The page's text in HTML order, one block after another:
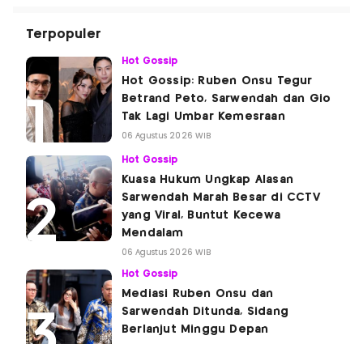
Terpopuler
Hot Gossip
Hot Gossip: Ruben Onsu Tegur
Betrand Peto, Sarwendah dan Gio
Tak Lagi Umbar Kemesraan
06 Agustus 2026 WIB
Hot Gossip
Kuasa Hukum Ungkap Alasan
Sarwendah Marah Besar di CCTV
yang Viral, Buntut Kecewa
Mendalam
06 Agustus 2026 WIB
Hot Gossip
Mediasi Ruben Onsu dan
Sarwendah Ditunda, Sidang
Berlanjut Minggu Depan